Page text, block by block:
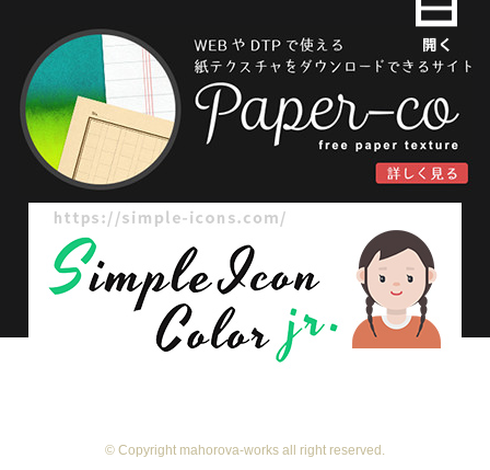
© Copyright mahorova-works all right reserved.